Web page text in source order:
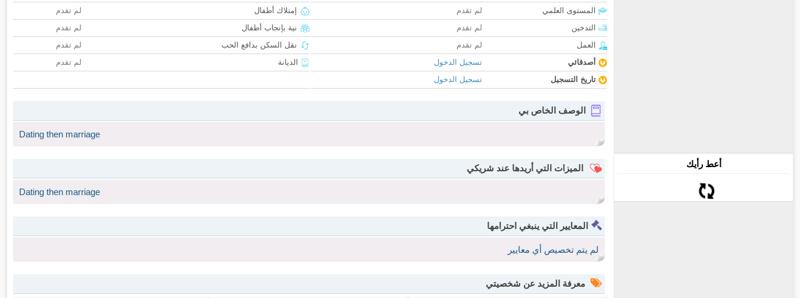
أعط رأيك
المستوى العلمي
لم تقدم
التدخين
لم تقدم
العمل
لم تقدم
أصدقائي
تسجيل الدخول
تاريخ التسجيل
تسجيل الدخول
إمتلاك أطفال
لم تقدم
نية بإنجاب أطفال
لم تقدم
نقل السكن بدافع الحب
لم تقدم
الديانة
لم تقدم
الوصف الخاص بي
Dating then marriage
الميزات التي أريدها عند شريكي
Dating then marriage
المعايير التي ينبغي احترامها
لم يتم تخصيص أي معايير
معرفة المزيد عن شخصيتي